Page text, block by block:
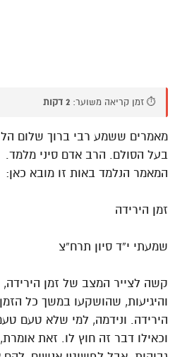
⏱️ זמן קריאה משוער: 2 דקות
מאמרים ששמע רבי ברוך שלום
בעל הסולם. הרב אדם סיני מלמד.
המאמר הנלמד באות זו מובא כאן:
זמן הירידה
שמעתי י”ד סיון תרח”צ
קשה לצייר המצב של זמן
והיגיעות, שהושקעו במשך כל
הירידה. ונידמה, למי שלא טעם
וכאילו דבר זה חוץ לו. זאת